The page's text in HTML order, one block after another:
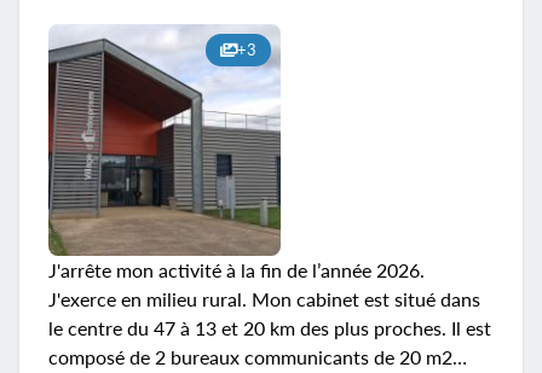
maternité. Nous assurons approximativement 1
astreinte de jour ou de nuit par semaine, une
astreinte (9h-17h) pour...
+3
J'arrête mon activité à la fin de l’année 2026.
J'exerce en milieu rural. Mon cabinet est situé dans
le centre du 47 à 13 et 20 km des plus proches. Il est
composé de 2 bureaux communicants de 20 m2